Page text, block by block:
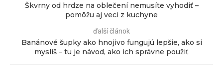
Škvrny od hrdze na oblečení nemusíte vyhodiť –
pomôžu aj veci z kuchyne
ďalší článok
Banánové šupky ako hnojivo fungujú lepšie, ako si
myslíš – tu je návod, ako ich správne použiť